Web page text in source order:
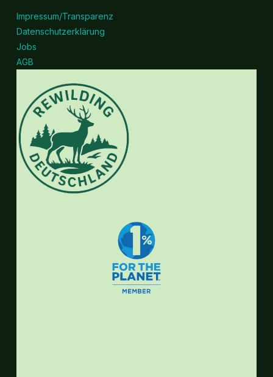
Impressum/Transparenz
Datenschutzerklärung
Jobs
AGB